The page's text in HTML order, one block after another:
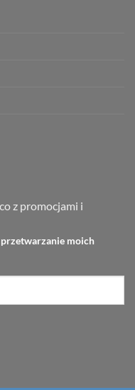
z promocjami i
moich